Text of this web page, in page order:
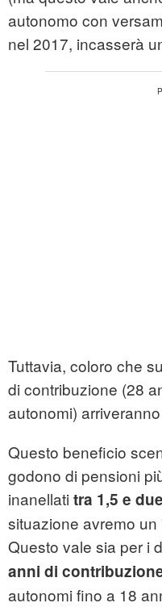
autonomo con
nel 2017, incasserà
Tuttavia, coloro che
di contribuzione (28
autonomi)
Questo beneficio
godono di pensioni
inanellati tra 1,5 e
situazione avremo
Questo vale sia per i
anni di
autonomi fino a 18